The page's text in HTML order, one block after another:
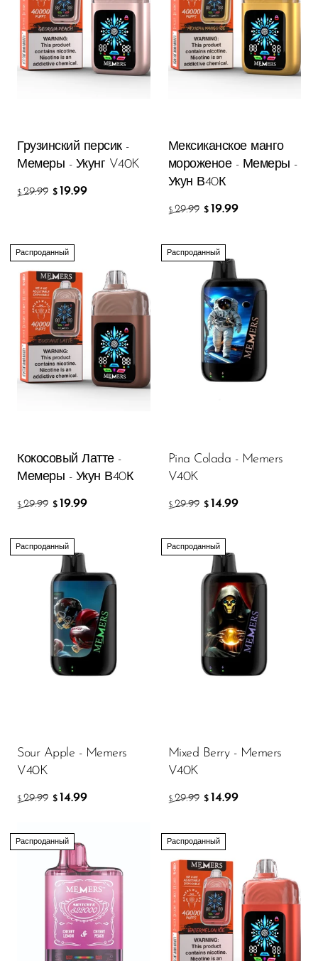
Грузинский персик -
Мемеры - Укунг V40K
$ 29.99 $ 19.99
Мексиканское манго
мороженое - Мемеры -
Укун В40К
$ 29.99 $ 19.99
Распроданный
Кокосовый Латте -
Мемеры - Укун В40К
$ 29.99 $ 19.99
Распроданный
Pina Colada - Memers
V40K
$ 29.99 $ 14.99
Распроданный
Sour Apple - Memers
V40K
$ 29.99 $ 14.99
Распроданный
Mixed Berry - Memers
V40K
$ 29.99 $ 14.99
Распроданный Распроданный